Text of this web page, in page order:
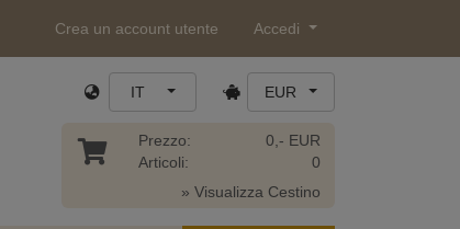
Crea un account utente Accedi
IT EUR
Prezzo:
Articoli:
0,- EUR
0
» Visualizza Cestino